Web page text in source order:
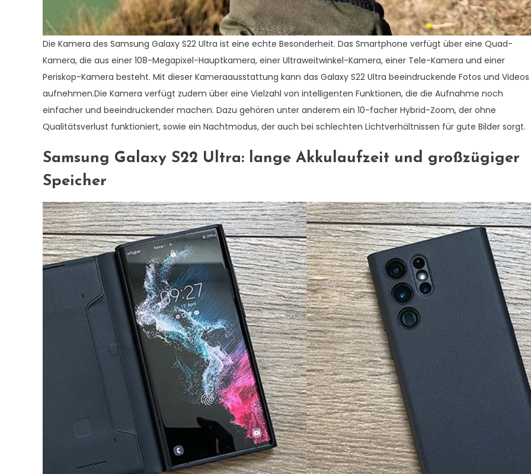
Die Kamera des Samsung Galaxy S22 Ultra ist eine echte Besonderheit. Das Smartphone verfügt über eine Quad-
Kamera, die aus einer 108-Megapixel-Hauptkamera, einer Ultraweitwinkel-Kamera, einer Tele-Kamera und einer
Periskop-Kamera besteht. Mit dieser Kameraausstattung kann das Galaxy S22 Ultra beeindruckende Fotos und Videos
aufnehmen.Die Kamera verfügt zudem über eine Vielzahl von intelligenten Funktionen, die die Aufnahme noch
einfacher und beeindruckender machen. Dazu gehören unter anderem ein 10-facher Hybrid-Zoom, der ohne
Qualitätsverlust funktioniert, sowie ein Nachtmodus, der auch bei schlechten Lichtverhältnissen für gute Bilder sorgt.
Samsung Galaxy S22 Ultra: lange Akkulaufzeit und großzügiger
Speicher